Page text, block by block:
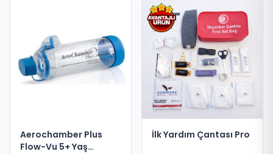
Aerochamber Plus
Flow-Vu 5+ Yaş
İlk Yardım Çantası Pro